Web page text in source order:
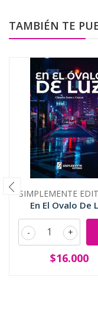
TAMBIÉN TE
SIMPLEMENTE
En El Ovalo De
+
-
$16.000